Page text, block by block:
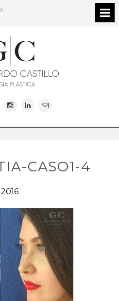
CASO1-4